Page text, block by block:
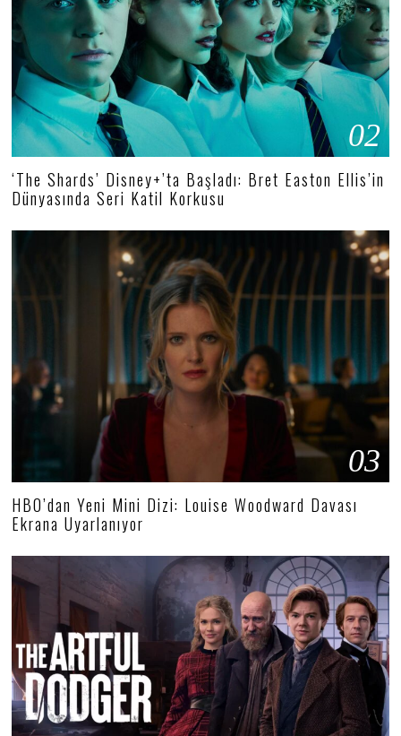
02
‘The Shards’ Disney+’ta Başladı: Bret Easton Ellis’in
Dünyasında Seri Katil Korkusu
03
HBO’dan Yeni Mini Dizi: Louise Woodward Davası
Ekrana Uyarlanıyor